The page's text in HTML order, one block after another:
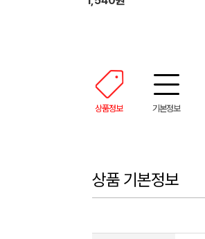
상품정보 기본정보
상품 기본정보